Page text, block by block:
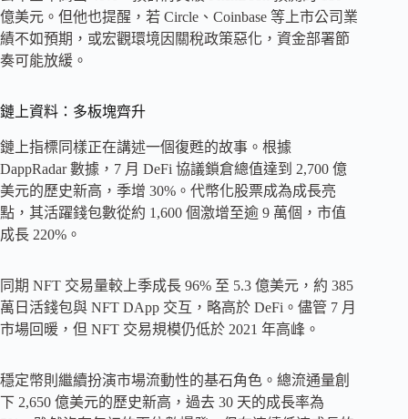
億美元。但他也提醒，若 Circle、Coinbase 等上市公司業
績不如預期，或宏觀環境因關稅政策惡化，資金部署節
奏可能放緩。
鏈上資料：多板塊齊升
鏈上指標同樣正在講述一個復甦的故事。根據
DappRadar 數據，7 月 DeFi 協議鎖倉總值達到 2,700 億
美元的歷史新高，季增 30%。代幣化股票成為成長亮
點，其活躍錢包數從約 1,600 個激增至逾 9 萬個，市值
成長 220%。
同期 NFT 交易量較上季成長 96% 至 5.3 億美元，約 385
萬日活錢包與 NFT DApp 交互，略高於 DeFi。儘管 7 月
市場回暖，但 NFT 交易規模仍低於 2021 年高峰。
穩定幣則繼續扮演市場流動性的基石角色。總流通量創
下 2,650 億美元的歷史新高，過去 30 天的成長率為